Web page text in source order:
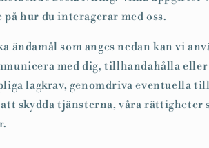
hur du interagerar med oss.
ändamål som anges nedan kan vi
med dig, tillhandahålla
lagkrav, genomdriva eventuella
skydda tjänsterna, våra rättigheter